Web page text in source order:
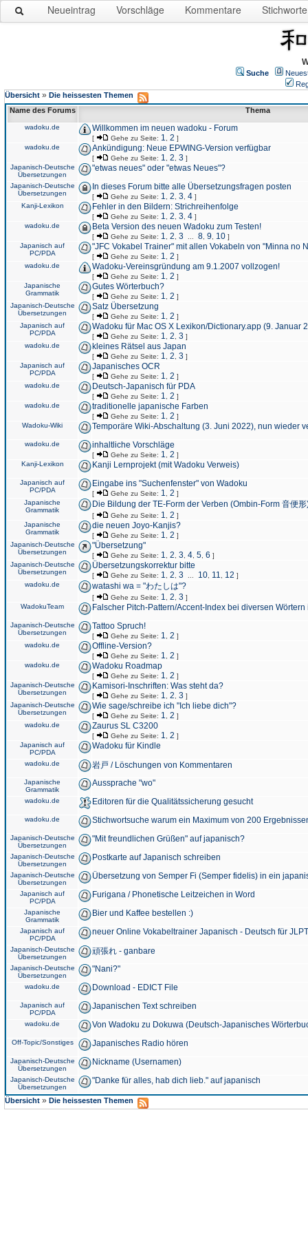
Neueintrag Vorschläge Kommentare Stichworte
Suche
Übersicht » Die heissesten Themen
Name des Forums
Thema
wadoku.de Willkommen im neuen wadoku - Forum
[ Gehe zu Seite: 1 2 ]
wadoku.de
Ankündigung: Neue EPWING-Version verfügbar
[ Gehe zu Seite: 1 2 3 ]
Japanisch-Deutsche
Übersetzungen
"etwas neues" oder "etwas Neues"?
Japanisch-Deutsche
Übersetzungen
In dieses Forum bitte alle Übersetzungsfragen posten
[ Gehe zu Seite: 1 2 3 4 ]
Kanji-Lexikon
Fehler in den Bildern: Strichreihenfolge
[ Gehe zu Seite: 1 2 3 4 ]
wadoku.de
Beta Version des neuen Wadoku zum Testen!
[ Gehe zu Seite: 1 2 3 8 9 10 ]
Japanisch auf
PC/PDA
"JFC Vokabel Trainer" mit allen Vokabeln von "Minna no
[ Gehe zu Seite: 1 2 ]
wadoku.de
Wadoku-Vereinsgründung am 9.1.2007 vollzogen!
[ Gehe zu Seite: 1 2 ]
Japanische
Grammatik
Gutes Wörterbuch?
[ Gehe zu Seite: 1 2 ]
Japanisch-Deutsche
Übersetzungen
Satz Übersetzung
[ Gehe zu Seite: 1 2 ]
Japanisch auf
PC/PDA
Wadoku für Mac OS X Lexikon/Dictionary.app (9. Januar
[ Gehe zu Seite: 1 2 3 ]
wadoku.de
kleines Rätsel aus Japan
[ Gehe zu Seite: 1 2 3 ]
Japanisch auf
PC/PDA
Japanisches OCR
[ Gehe zu Seite: 1 2 ]
wadoku.de
Deutsch-Japanisch für PDA
[ Gehe zu Seite: 1 2 ]
wadoku.de
traditionelle japanische Farben
[ Gehe zu Seite: 1 2 ]
Wadoku-Wiki
Temporäre Wiki-Abschaltung (3. Juni 2022), nun wieder
wadoku.de inhaltliche Vorschläge
[ Gehe zu Seite: 1 2 ]
Kanji-Lexikon
Kanji Lernprojekt (mit Wadoku Verweis)
Japanisch auf
PC/PDA
Eingabe ins "Suchenfenster" von Wadoku
[ Gehe zu Seite: 1 2 ]
Japanische
Grammatik
Die Bildung der TE-Form der Verben (Ombin-Form 音便形
[ Gehe zu Seite: 1 2 ]
Japanische
Grammatik
die neuen Joyo-Kanjis?
[ Gehe zu Seite: 1 2 ]
Japanisch-Deutsche
Übersetzungen
"Übersetzung"
[ Gehe zu Seite: 1 2 3 4 5 6 ]
Japanisch-Deutsche
Übersetzungen
Übersetzungskorrektur bitte
[ Gehe zu Seite: 1 2 3 10 11 12 ]
wadoku.de
watashi wa = "わたしは"?
[ Gehe zu Seite: 1 2 3 ]
WadokuTeam
Falscher Pitch-Pattern/Accent-Index bei diversen
Japanisch-Deutsche
Übersetzungen
Tattoo Spruch!
[ Gehe zu Seite: 1 2 ]
wadoku.de
Offline-Version?
[ Gehe zu Seite: 1 2 ]
wadoku.de
Wadoku Roadmap
[ Gehe zu Seite: 1 2 ]
Japanisch-Deutsche
Übersetzungen
Kamisori-Inschriften: Was steht da?
[ Gehe zu Seite: 1 2 3 ]
Japanisch-Deutsche
Übersetzungen
Wie sage/schreibe ich "Ich liebe dich"?
[ Gehe zu Seite: 1 2 ]
wadoku.de
Zaurus SL C3200
[ Gehe zu Seite: 1 2 ]
Japanisch auf
PC/PDA
Wadoku für Kindle
wadoku.de 岩戸 / Löschungen von Kommentaren
Japanische
Grammatik
Aussprache "wo"
wadoku.de Editoren für die Qualitätssicherung gesucht
wadoku.de Stichwortsuche warum ein Maximum von 200
Japanisch-Deutsche
Übersetzungen
"Mit freundlichen Grüßen" auf japanisch?
Japanisch-Deutsche
Übersetzungen
Postkarte auf Japanisch schreiben
Japanisch-Deutsche
Übersetzungen
Übersetzung von Semper Fi (Semper fidelis) in ein
Japanisch auf
PC/PDA
Furigana / Phonetische Leitzeichen in Word
Japanische
Grammatik
Bier und Kaffee bestellen :)
Japanisch auf
PC/PDA
neuer Online Vokabeltrainer Japanisch - Deutsch für
Japanisch-Deutsche
Übersetzungen
頑張れ - ganbare
Japanisch-Deutsche
Übersetzungen
"Nani?"
wadoku.de Download - EDICT File
Japanisch auf
PC/PDA
Japanischen Text schreiben
wadoku.de Von Wadoku zu Dokuwa (Deutsch-Japanisches
Off-Topic/Sonstiges Japanisches Radio hören
Japanisch-Deutsche
Übersetzungen
Nickname (Usernamen)
Japanisch-Deutsche
Übersetzungen
"Danke für alles, hab dich lieb." auf japanisch
Übersicht » Die heissesten Themen